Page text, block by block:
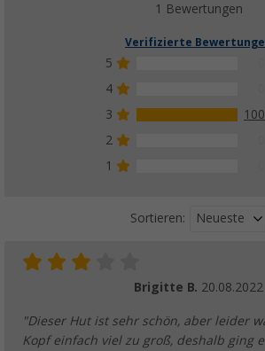
1 Bewertungen
Verifizierte
5
4
3
2
1
Sortieren: Neueste
Brigitte B. 20.08.2022
"Dieser Hut ist sehr schön, aber leider
Kopf einfach viel zu groß, deshalb ging